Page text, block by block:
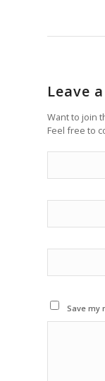
Leave
Want to join
Feel free to
Save my